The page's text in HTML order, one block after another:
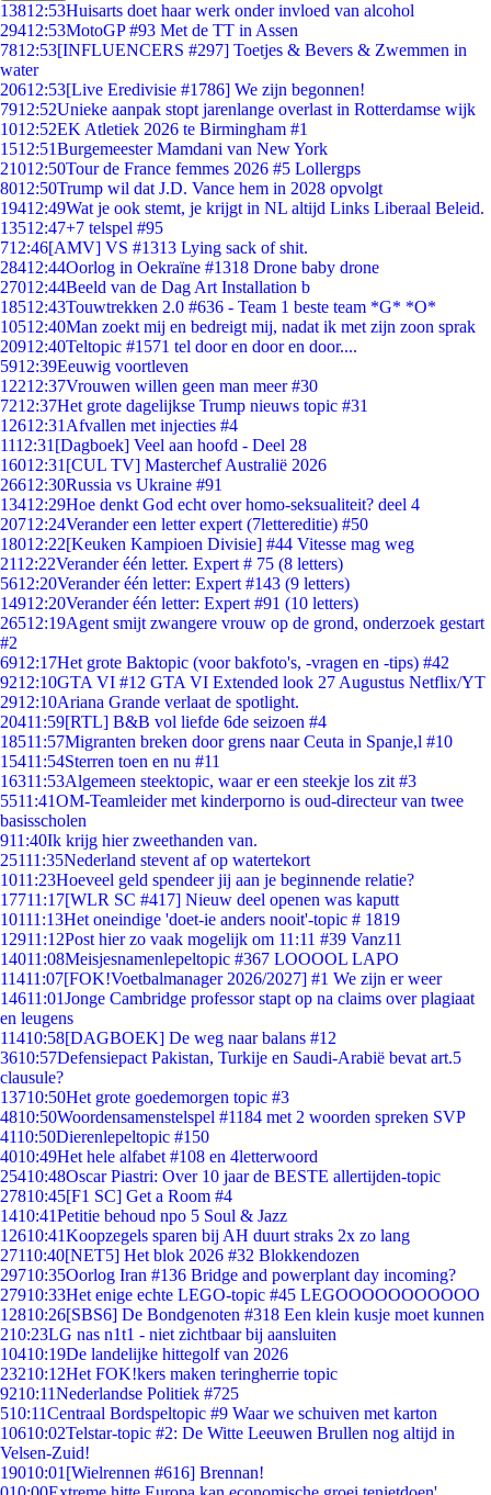
13812:53Huisarts doet haar werk onder invloed van alcohol
29412:53MotoGP #93 Met de TT in Assen
7812:53[INFLUENCERS #297] Toetjes & Bevers & Zwemmen in
water
20612:53[Live Eredivisie #1786] We zijn begonnen!
7912:52Unieke aanpak stopt jarenlange overlast in Rotterdamse wijk
1012:52EK Atletiek 2026 te Birmingham #1
1512:51Burgemeester Mamdani van New York
21012:50Tour de France femmes 2026 #5 Lollergps
8012:50Trump wil dat J.D. Vance hem in 2028 opvolgt
19412:49Wat je ook stemt, je krijgt in NL altijd Links Liberaal Beleid.
13512:47+7 telspel #95
712:46[AMV] VS #1313 Lying sack of shit.
28412:44Oorlog in Oekraïne #1318 Drone baby drone
27012:44Beeld van de Dag Art Installation b
18512:43Touwtrekken 2.0 #636 - Team 1 beste team *G* *O*
10512:40Man zoekt mij en bedreigt mij, nadat ik met zijn zoon sprak
20912:40Teltopic #1571 tel door en door en door....
5912:39Eeuwig voortleven
12212:37Vrouwen willen geen man meer #30
7212:37Het grote dagelijkse Trump nieuws topic #31
12612:31 Afvallen met injecties #4
1112:31 [Dagboek] Veel aan hoofd - Deel 28
16012:31 [CUL TV] Masterchef Australië 2026
26612:30Russia vs Ukraine #91
13412:29Hoe denkt God echt over homo-seksualiteit? deel 4
20712:24Verander een letter expert (7lettereditie) #50
18012:22[Keuken Kampioen Divisie] #44 Vitesse mag weg
2112:22Verander één letter. Expert # 75 (8 letters)
5612:20Verander één letter: Expert #143 (9 letters)
14912:20Verander één letter: Expert #91 (10 letters)
26512:19Agent smijt zwangere vrouw op de grond, onderzoek gestart
#2
6912:17Het grote Baktopic (voor bakfoto's, -vragen en -tips) #42
9212:10GTA VI #12 GTA VI Extended look 27 Augustus Netflix/YT
2912:10Ariana Grande verlaat de spotlight.
20411:59[RTL] B&B vol liefde 6de seizoen #4
18511:57Migranten breken door grens naar Ceuta in Spanje,l #10
15411:54Sterren toen en nu #11
16311:53Algemeen steektopic, waar er een steekje los zit #3
5511:41OM-Teamleider met kinderporno is oud-directeur van twee
basisscholen
911:40Ik krijg hier zweethanden van.
25111:35Nederland stevent af op watertekort
1011:23Hoeveel geld spendeer jij aan je beginnende relatie?
17711:17[WLR SC #417] Nieuw deel openen was kaputt
10111:13Het oneindige 'doet-ie anders nooit'-topic # 1819
12911:12Post hier zo vaak mogelijk om 11:11 #39 Vanz11
14011:08Meisjesnamenlepeltopic #367 LOOOOL LAPO
11411:07[FOK!Voetbalmanager 2026/2027] #1 We zijn er weer
14611:01Jonge Cambridge professor stapt op na claims over plagiaat
en leugens
11410:58[DAGBOEK] De weg naar balans #12
3610:57Defensiepact Pakistan, Turkije en Saudi-Arabië bevat art.5
clausule?
13710:50Het grote goedemorgen topic #3
4810:50Woordensamenstelspel #1184 met 2 woorden spreken SVP
4110:50Dierenlepeltopic #150
4010:49Het hele alfabet #108 en 4letterwoord
25410:48Oscar Piastri: Over 10 jaar de BESTE allertijden-topic
27810:45[F1 SC] Get a Room #4
1410:41Petitie behoud npo 5 Soul & Jazz
12610:41Koopzegels sparen bij AH duurt straks 2x zo lang
27110:40[NET5] Het blok 2026 #32 Blokkendozen
29710:35Oorlog Iran #136 Bridge and powerplant day incoming?
27910:33Het enige echte LEGO-topic #45 LEGOOOOOOOOOOO
12810:26[SBS6] De Bondgenoten #318 Een klein kusje moet kunnen
210:23LG nas n1t1 - niet zichtbaar bij aansluiten
10410:19De landelijke hittegolf van 2026
23210:12Het FOK!kers maken teringherrie topic
9210:11Nederlandse Politiek #725
510:11Centraal Bordspeltopic #9 Waar we schuiven met karton
10610:02Telstar-topic #2: De Witte Leeuwen Brullen nog altijd in
Velsen-Zuid!
19010:01 [Wielrennen #616] Brennan!